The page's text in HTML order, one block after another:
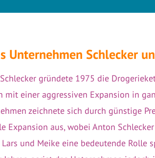
Unternehmen Schlecker
gründete 1975 die
mit einer aggressiven Expansion in
zeichnete sich durch günstige
Expansion aus, wobei Anton
und Meike eine bedeutende Rolle